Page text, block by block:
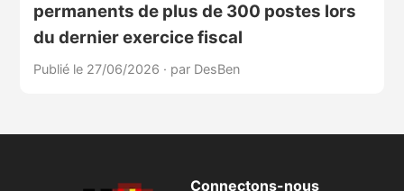
permanents de plus de 300 postes lors
du dernier exercice fiscal
Publié le 27/06/2026 · par DesBen
Connectons-nous